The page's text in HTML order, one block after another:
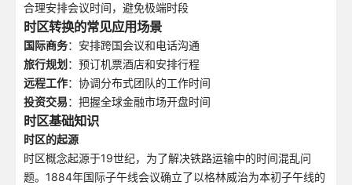
合理安排会议时间，避免极端时段
时区转换的常见应用场景
国际商务：安排跨国会议和电话沟通
旅行规划 ：预订机票酒店和安排行程
远程工作：协调分布式团队的工作时间
投资交易：把握全球金融市场开盘时间
时区基础知识
时区的起源
时区概念起源于19世纪，为了解决铁路运输中的时间混乱问
题。1884年国际子午线会议确立了以格林威治为本初子午线的